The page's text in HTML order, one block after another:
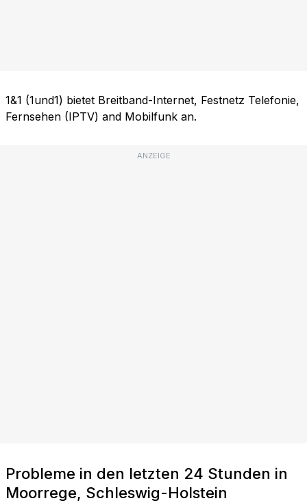
1&1 (1und1) bietet Breitband-Internet, Festnetz Telefonie,
Fernsehen (IPTV) and Mobilfunk an.
ANZEIGE
Probleme in den letzten 24 Stunden in
Moorrege, Schleswig-Holstein